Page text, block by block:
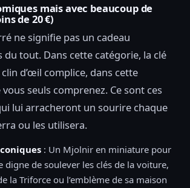
mais avec beaucoup de
de 20 €)
ne signifie pas un cadeau
du tout. Dans cette catégorie, la clé
d’œil complice, dans cette
seuls comprenez. Ce sont ces
lui arracheront un sourire chaque
ou les utilisera.
: Un Mjolnir en miniature pour
digne de soulever les clés de la voiture,
la Triforce ou l’emblème de sa maison